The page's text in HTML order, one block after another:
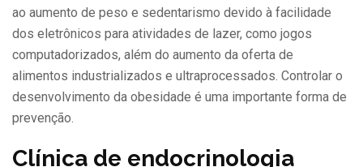
ao aumento de peso e sedentarismo devido à facilidade
dos eletrônicos para atividades de lazer, como jogos
computadorizados, além do aumento da oferta de
alimentos industrializados e ultraprocessados. Controlar o
desenvolvimento da obesidade é uma importante forma de
prevenção.
Clínica de endocrinologia